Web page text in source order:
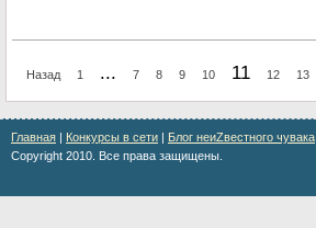
Назад 1 ... 7 8 9 10 11 12 13
Главная | Конкурсы в сети | Блог неиZвестного чувака
Copyright 2010. Все права защищены.